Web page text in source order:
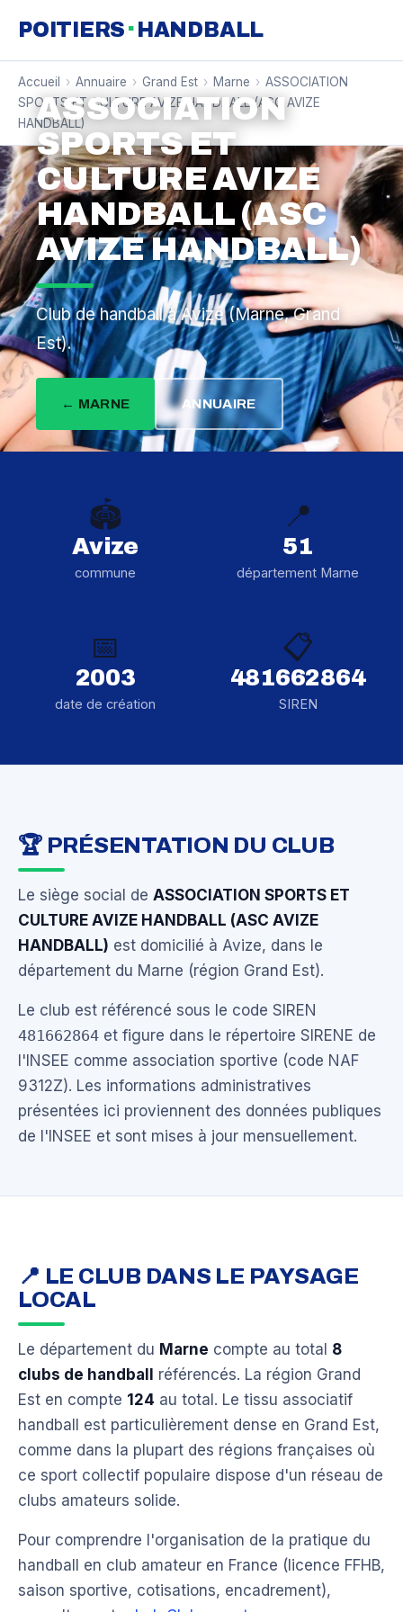
POITIERS · HANDBALL
Accueil › Annuaire › Grand Est › Marne › ASSOCIATION
SPORTS ET CULTURE AVIZE HANDBALL (ASC AVIZE
HANDBALL)
ASSOCIATION
SPORTS ET
CULTURE AVIZE
HANDBALL (ASC
AVIZE HANDBALL)
Club de handball à Avize (Marne, Grand
Est).
← MARNE ANNUAIRE
🏟️
Avize
commune
📍
51
département Marne
📅
2003
date de création
📋
481662864
SIREN
🏆 PRÉSENTATION DU CLUB
Le siège social de ASSOCIATION SPORTS ET
CULTURE AVIZE HANDBALL (ASC AVIZE
HANDBALL) est domicilié à Avize, dans le
département du Marne (région Grand Est).
Le club est référencé sous le code SIREN
481662864 et figure dans le répertoire SIRENE de
l'INSEE comme association sportive (code NAF
9312Z). Les informations administratives
présentées ici proviennent des données publiques
de l'INSEE et sont mises à jour mensuellement.
📍 LE CLUB DANS LE PAYSAGE
LOCAL
Le département du Marne compte au total 8
clubs de handball
référencés. La région Grand
Est en compte 124 au total. Le tissu associatif
handball est particulièrement dense en Grand Est,
comme dans la plupart des régions françaises où
ce sport collectif populaire dispose d'un réseau de
clubs amateurs solide.
Pour comprendre l'organisation de la pratique du
handball en club amateur en France (licence FFHB,
saison sportive, cotisations, encadrement),